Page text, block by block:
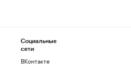
Социальные
сети
ВКонтакте